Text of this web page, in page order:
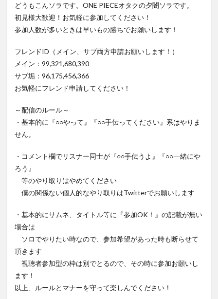
どうもこんソラです。ONE PIECEオタクの夕闇ソラです。
初見様大歓迎！お気軽に参加してください！
参加人数が多いときは早いもの勝ちでお願いします！
フレンドID（メイン、サブ両方申請お願いします！）
メイン：99,321,680,390
サブ垢：96,175,456,366
お気軽にフレンド申請してください！
～配信のルール～
・基本的に『○○やって』『○○手伝ってください』系はやりま
せん。
・コメント欄でリスナー同士が『○○手伝うよ』『○○一緒にや
ろう』
等のやり取りはやめてください
僕の関係ない個人的なやり取りはTwitterでお願いします
・基本的にサムネ、タイトル等に『参加OK！』の記載が無い
場合は
ソロでやりたい時なので、参加希望があった時も断らせて
頂きます
視聴者参加型の枠は別でとるので、その時に参加お願いし
ます！
以上、ルールとマナーを守って楽しんでください！